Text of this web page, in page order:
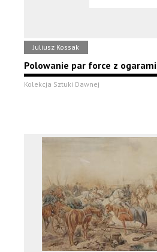
Juliusz Kossak
Polowanie par force z ogarami
Kolekcja Sztuki Dawnej